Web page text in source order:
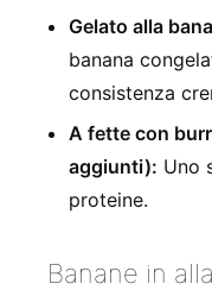
Gelato alla
banana
consistenza
A fette con
aggiunti): Uno
proteine.
Banane in